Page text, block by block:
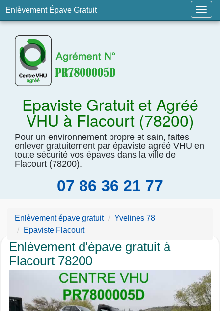
Enlèvement Épave Gratuit
Epaviste Gratuit et Agréé
VHU à Flacourt (78200)
Pour un environnement propre et sain, faites
enlever gratuitement par épaviste agréé VHU en
toute sécurité vos épaves dans la ville de
Flacourt (78200).
07 86 36 21 77
Enlèvement épave gratuit
Yvelines 78
Epaviste Flacourt
Enlèvement d'épave gratuit à
Flacourt 78200